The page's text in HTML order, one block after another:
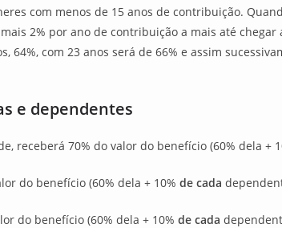
com menos de 15 anos de contribuição.
2% por ano de contribuição a mais até
64%, com 23 anos será de 66% e assim
e dependentes
receberá 70% do valor do benefício (60% dela +
do benefício (60% dela + 10% de cada
do benefício (60% dela + 10% de cada